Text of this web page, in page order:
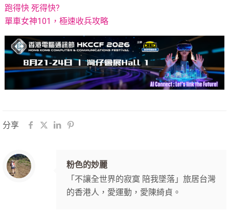
跑得快 死得快?
單車女神101，極速收兵攻略
分享
粉色的妙麗
「不讓全世界的寂寞 陪我墜落」旅居台灣
的香港人，愛運動，愛陳綺貞。